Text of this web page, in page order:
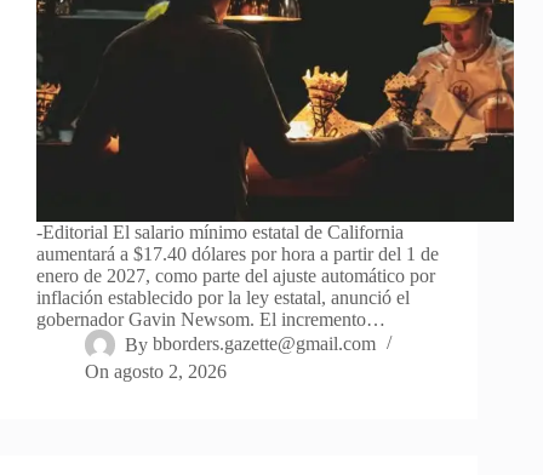
-Editorial El salario mínimo estatal de California
aumentará a $17.40 dólares por hora a partir del 1 de
enero de 2027, como parte del ajuste automático por
inflación establecido por la ley estatal, anunció el
gobernador Gavin Newsom. El incremento…
By bborders.gazette@gmail.com
On agosto 2, 2026